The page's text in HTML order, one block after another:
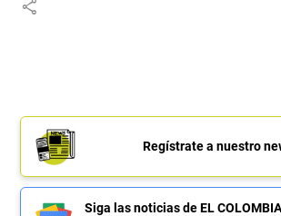
share
Regístrate a nuestro
Siga las noticias de EL